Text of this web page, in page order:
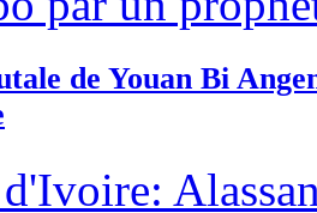
de Youan Bi